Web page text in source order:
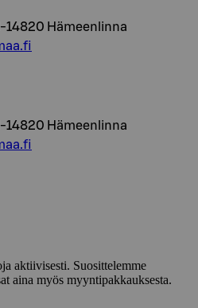
14820 Hämeenlinna
14820 Hämeenlinna
aktiivisesti. Suosittelemme
aina myös myyntipakkauksesta.